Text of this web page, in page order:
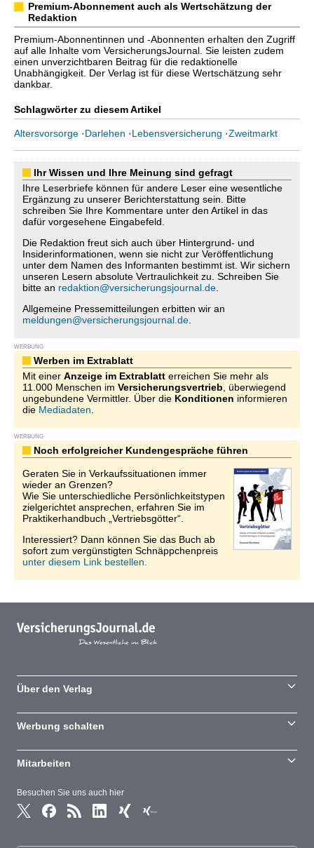
Premium-Abonnement auch als Wertschätzung der
Redaktion
Premium-Abonnentinnen und -Abonnenten erhalten den Zugriff
auf alle Inhalte vom VersicherungsJournal. Sie leisten zudem
einen unverzichtbaren Beitrag für die redaktionelle
Unabhängigkeit. Der Verlag ist für diese Wertschätzung sehr
dankbar.
Schlagwörter zu diesem Artikel
Altersvorsorge ·Darlehen ·Lebensversicherung ·Zweitmarkt
Ihr Wissen und Ihre Meinung sind gefragt
Ihre Leserbriefe können für andere Leser eine wesentliche
Ergänzung zu unserer Berichterstattung sein. Bitte
schreiben Sie Ihre Kommentare unter den Artikel in das
dafür vorgesehene Eingabefeld.
Die Redaktion freut sich auch über Hintergrund- und
Insiderinformationen, wenn sie nicht zur Veröffentlichung
unter dem Namen des Informanten bestimmt ist. Wir sichern
unseren Lesern absolute Vertraulichkeit zu. Schreiben Sie
bitte an redaktion@versicherungsjournal.de
Allgemeine Pressemitteilungen erbitten wir an
meldungen@versicherungsjournal.de
WERBUNG
Werben im Extrablatt
Mit einer Anzeige im Extrablatt erreichen Sie mehr als
11.000 Menschen im Versicherungsvertrieb , überwiegend
ungebundene Vermittler. Über die Konditionen informieren
die Mediadaten
WERBUNG
Noch erfolgreicher Kundengespräche führen
Geraten Sie in Verkaufssituationen immer
wieder an Grenzen?
Wie Sie unterschiedliche Persönlichkeitstypen
zielgerichtet ansprechen, erfahren Sie im
Praktikerhandbuch „Vertriebsgötter“.
Interessiert? Dann können Sie das Buch ab
sofort zum vergünstigten Schnäppchenpreis
unter diesem Link bestellen.
Besuchen Sie uns auch hier
Über den Verlag
Werbung schalten
Mitarbeiten